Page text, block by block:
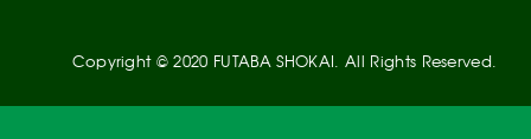
Copyright © 2020 FUTABA SHOKAI. All Rights Reserved.